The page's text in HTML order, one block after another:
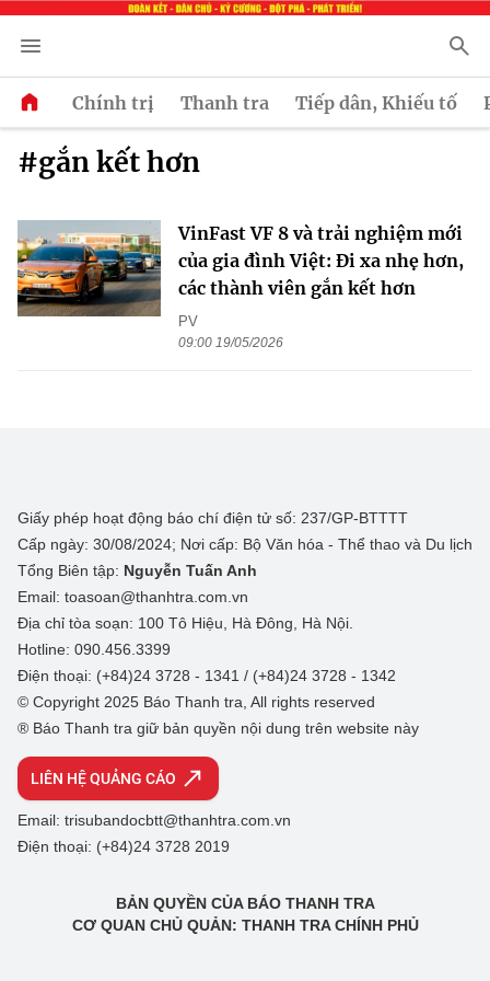
Chính trị Thanh tra Tiếp dân, Khiếu tố
#gắn kết hơn
VinFast VF 8 và trải nghiệm mới
của gia đình Việt: Đi xa nhẹ hơn,
các thành viên gắn kết hơn
PV
09:00 19/05/2026
Giấy phép hoạt động báo chí điện tử số: 237/GP-BTTTT
Cấp ngày: 30/08/2024; Nơi cấp: Bộ Văn hóa - Thể thao và Du lịch
Tổng Biên tập: Nguyễn Tuấn Anh
Email: toasoan@thanhtra.com.vn
Địa chỉ tòa soạn: 100 Tô Hiệu, Hà Đông, Hà Nội.
Hotline: 090.456.3399
Điện thoại: (+84)24 3728 - 1341 / (+84)24 3728 - 1342
© Copyright 2025 Báo Thanh tra, All rights reserved
® Báo Thanh tra giữ bản quyền nội dung trên website này
LIÊN HỆ QUẢNG CÁO
Email: trisubandocbtt@thanhtra.com.vn
Điện thoại: (+84)24 3728 2019
BẢN QUYỀN CỦA BÁO THANH TRA
CƠ QUAN CHỦ QUẢN: THANH TRA CHÍNH PHỦ